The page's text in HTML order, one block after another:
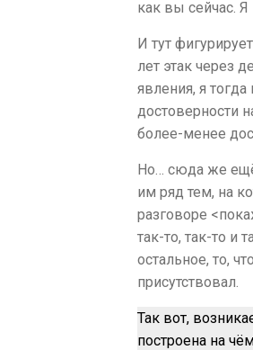
как вы сейчас.
И тут
лет этак через
явления, я тогда
достоверности
более-менее
Но… сюда же ещё
им ряд тем, на
разговоре
так-то, так-то и
остальное, то,
присутствовал.
Так вот,
построена на